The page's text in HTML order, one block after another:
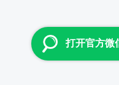
打开官方微